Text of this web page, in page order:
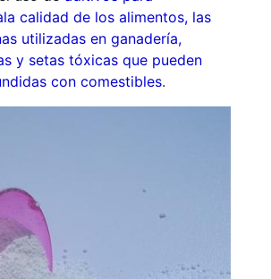
calidad de los alimentos, las
utilizadas en ganadería,
y setas tóxicas que pueden
con comestibles.